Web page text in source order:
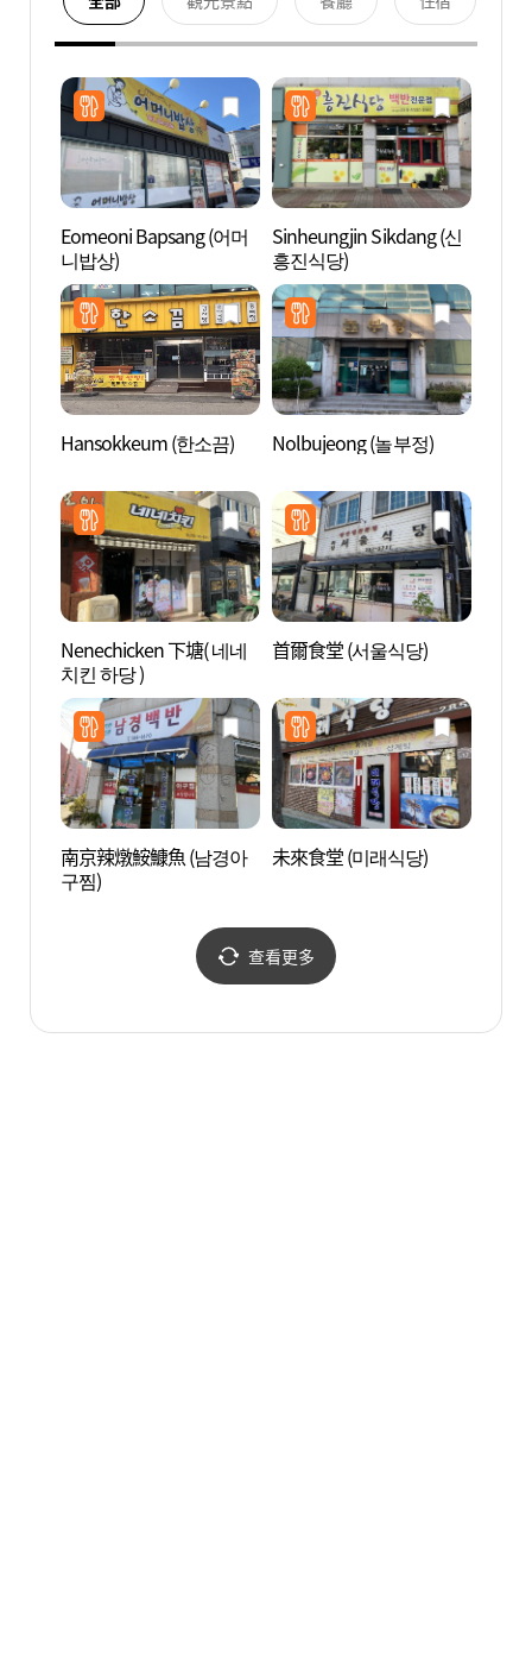
Eomeoni Bapsang (어머
니밥상)
Sinheungjin Sikdang (신
흥진식당)
Hansokkeum (한소끔) Nolbujeong (놀부정)
Nenechicken 下塘( 네네
치킨 하당 )
首爾食堂 (서울식당)
南京辣燉鮟鱇魚 (남경아
구찜)
未來食堂 (미래식당)
查看更多